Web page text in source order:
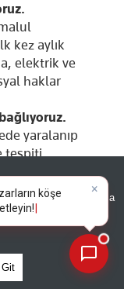
ve GDPR kapsamında
Metnimizi
Git
kez aylık
elektrik ve
haklar
yaralanıp
tespiti
askerî
siper